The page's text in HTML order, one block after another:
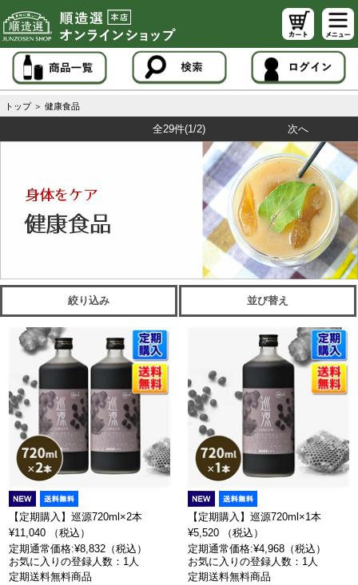
トップ ＞ 健康食品
全29件(1/2) 次へ
絞り込み 並び替え
【定期購入】巡源720ml×2本
¥11,040 （税込）
定期通常価格:¥8,832（税込）
お気に入りの登録人数：1人
定期送料無料商品
【定期購入】巡源720ml×1本
¥5,520 （税込）
定期通常価格:¥4,968（税込）
お気に入りの登録人数：1人
定期送料無料商品